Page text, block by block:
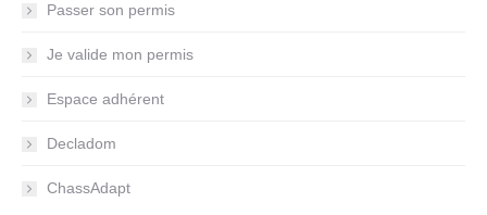
Passer son permis
Je valide mon permis
Espace adhérent
Decladom
ChassAdapt